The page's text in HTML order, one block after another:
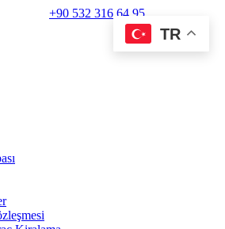
+90 532 316 64 95
TR